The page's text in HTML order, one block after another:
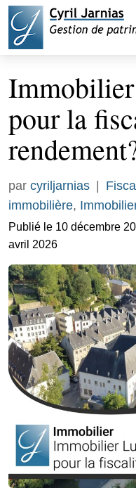
pour la
par cyriljarnias
immobilière,
Publié le 10 décembre
avril 2026